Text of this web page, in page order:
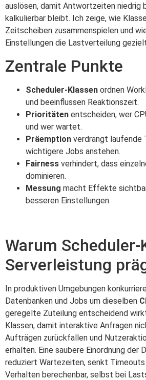
auslösen, damit Antwortzeiten niedrig
kalkulierbar bleibt. Ich zeige, wie
Zeitscheiben zusammenspielen und
Einstellungen die Lastverteilung
Zentrale Punkte
Scheduler-Klassen ordnen
und beeinflussen Reaktionszeit.
Prioritäten entscheiden, wer
und wer wartet.
Präemption verdrängt laufende
wichtigere Jobs anstehen.
Fairness verhindert, dass
dominieren.
Messung macht Effekte
besseren Einstellungen.
Warum Scheduler-
Serverleistung
In produktiven Umgebungen
Datenbanken und Jobs um dieselben
geregelte Zuteilung entscheidend
Klassen, damit interaktive Anfragen
Aufträgen zurückfallen und
erhalten. Eine saubere Einordnung der
reduziert Wartezeiten, senkt
Verhalten berechenbar, selbst bei